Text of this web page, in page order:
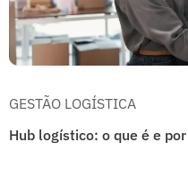
GESTÃO LOGÍSTICA
Hub logístico: o que é e